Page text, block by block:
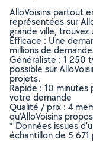
AlloVoisins partout
représentées sur
grande ville,
Efficace : Une
millions de
Généraliste : 1 250
possible sur
projets.
Rapide : 10
votre demande
Qualité / prix : 4
qu’AlloVoisins
* Données issues
échantillon de 5